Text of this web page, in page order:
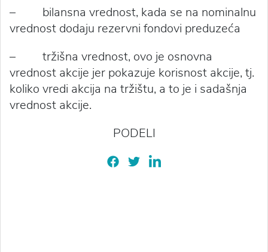
– bilansna vrednost, kada se na nominalnu
vrednost dodaju rezervni fondovi preduzeća
– tržišna vrednost, ovo je osnovna
vrednost akcije jer pokazuje korisnost akcije, tj.
koliko vredi akcija na tržištu, a to je i sadašnja
vrednost akcije.
PODELI